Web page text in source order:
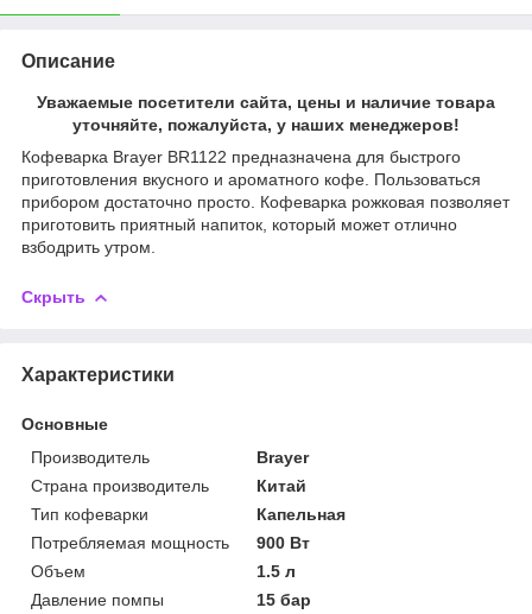
Описание
Уважаемые посетители сайта, цены и наличие товара
уточняйте, пожалуйста, у наших менеджеров!
Кофеварка Brayer BR1122 предназначена для быстрого
приготовления вкусного и ароматного кофе. Пользоваться
прибором достаточно просто. Кофеварка рожковая позволяет
приготовить приятный напиток, который может отлично
взбодрить утром.
Скрыть
Характеристики
Основные
Производитель
Brayer
Страна производитель
Китай
Тип кофеварки
Капельная
Потребляемая мощность
900 Вт
Объем
1.5 л
Давление помпы
15 бар